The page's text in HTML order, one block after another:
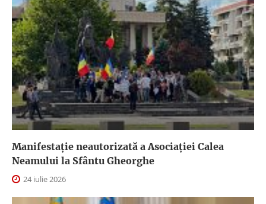
Manifestație neautorizată a Asociației Calea
Neamului la Sfântu Gheorghe
24 iulie 2026